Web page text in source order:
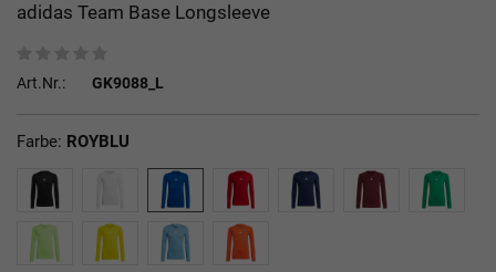
adidas Team Base Longsleeve
Art.Nr.: GK9088_L
Farbe: ROYBLU